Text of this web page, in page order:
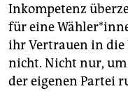
Inkompetenz
für eine
ihr Vertrauen in die
nicht. Nicht nur,
der eigenen Partei